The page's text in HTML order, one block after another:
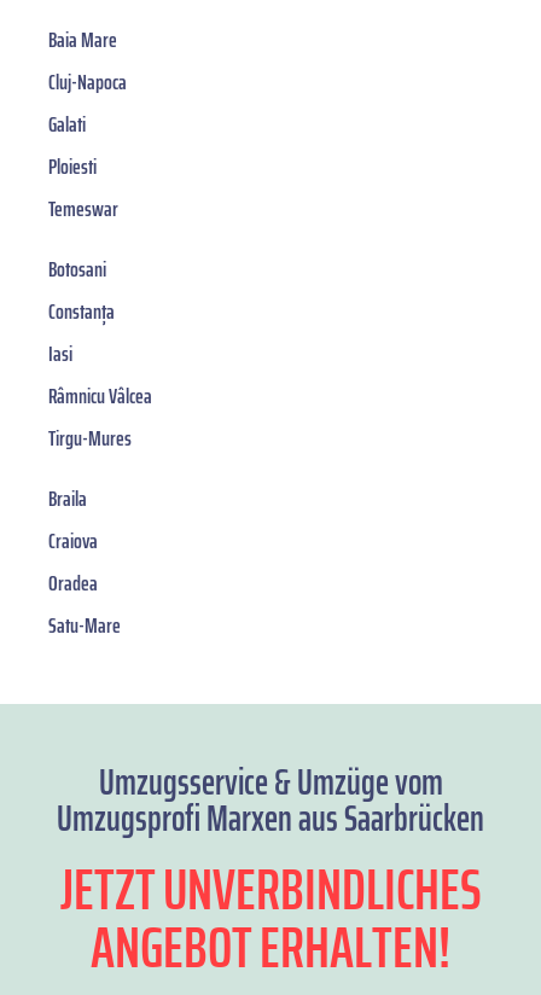
Baia Mare
Cluj-Napoca
Galati
Ploiesti
Temeswar
Botosani
Constanța
Iasi
Râmnicu Vâlcea
Tirgu-Mures
Braila
Craiova
Oradea
Satu-Mare
Umzugsservice & Umzüge vom
Umzugsprofi Marxen aus Saarbrücken
JETZT UNVERBINDLICHES
ANGEBOT ERHALTEN!